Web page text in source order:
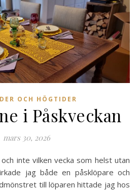
OCH HÖGTIDER
i Påskveckan
mars 30, 2026
jag både en påsklöpare och
till löparen hittade jag hos